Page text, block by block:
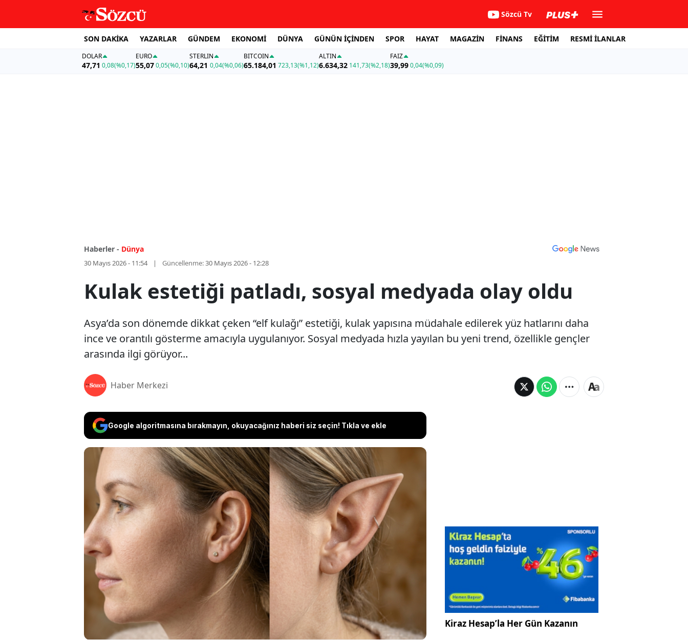
Sözcü Tv
SON DAKİKA YAZARLAR GÜNDEM EKONOMİ DÜNYA GÜNÜN İÇİNDEN SPOR HAYAT MAGAZİN FİNANS EĞİTİM RESMİ İLANLAR
DOLAR
47,71 0,08(%0,17)
EURO
55,07 0,05(%0,10)
STERLIN
64,21 0,04(%0,06)
BITCOIN
65.184,01 723,13(%1,12)
ALTIN
6.634,32 141,73(%2,18)
FAİZ
39,990,04(%0,09)
Haberler - Dünya
30 Mayıs 2026 - 11:54 Güncellenme:30 Mayıs 2026 - 12:28
Kulak estetiği patladı, sosyal medyada olay oldu
Asya’da son dönemde dikkat çeken “elf kulağı” estetiği, kulak yapısına müdahale edilerek yüz hatlarını daha
ince ve orantılı gösterme amacıyla uygulanıyor. Sosyal medyada hızla yayılan bu yeni trend, özellikle gençler
arasında ilgi görüyor...
Haber Merkezi
Google algoritmasına bırakmayın, okuyacağınız haberi siz seçin! Tıkla ve ekle
Asya’da son dönemde dikkat çeken “elf kulağı” estetiği, kulak
yapısına müdahale edilerek yüz hatlarını daha ince ve orantılı
gösterme amacıyla uygulanıyor. Sosyal medyada hızla yayılan bu
yeni trend, özellikle gençler arasında ilgi görüyor...
Kiraz Hesap’la Her Gün Kazanın